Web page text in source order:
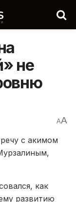
не
AA
с акимом
как
развитию